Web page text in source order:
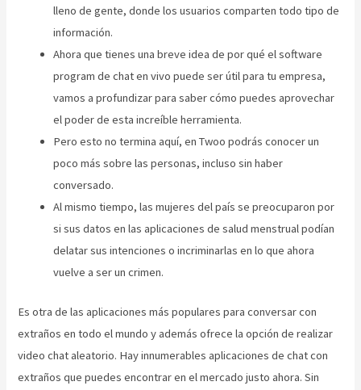
lleno de gente, donde los usuarios comparten todo tipo de
información.
Ahora que tienes una breve idea de por qué el software
program de chat en vivo puede ser útil para tu empresa,
vamos a profundizar para saber cómo puedes aprovechar
el poder de esta increíble herramienta.
Pero esto no termina aquí, en Twoo podrás conocer un
poco más sobre las personas, incluso sin haber
conversado.
Al mismo tiempo, las mujeres del país se preocuparon por
si sus datos en las aplicaciones de salud menstrual podían
delatar sus intenciones o incriminarlas en lo que ahora
vuelve a ser un crimen.
Es otra de las aplicaciones más populares para conversar con
extraños en todo el mundo y además ofrece la opción de realizar
video chat aleatorio. Hay innumerables aplicaciones de chat con
extraños que puedes encontrar en el mercado justo ahora. Sin